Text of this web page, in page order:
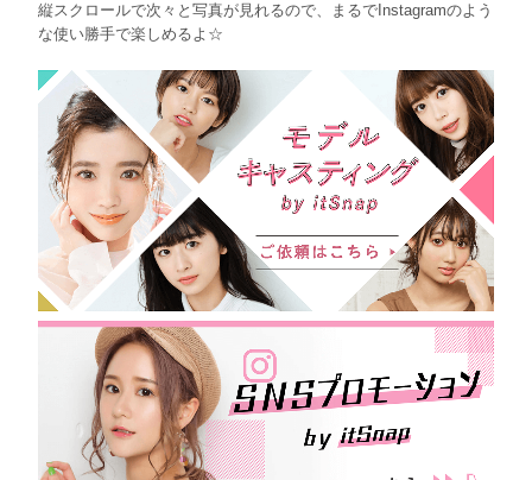
縦スクロールで次々と写真が見れるので、まるでInstagramのよう
な使い勝手で楽しめるよ☆